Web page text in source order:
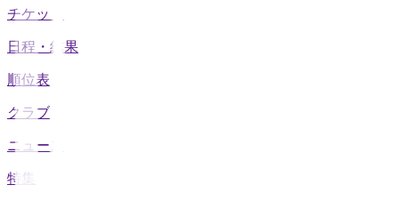
チケット
日程・結果
順位表
クラブ
ニュース
特集